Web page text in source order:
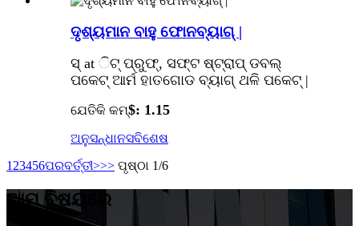
ଦୃଶ୍ୟମାନ ବାହୁ ଫୋନବ୍ୟାଗ୍ |
ସ୍ at ିଟ୍ ପ୍ରୁଫ୍, ସଫ୍ଟ ଷ୍ଟ୍ରାପ୍ ଡବଲ୍
ପକେଟ୍ ଆର୍ମ ହାତଗୋଡ ବ୍ୟାଗ୍ ଥଳି ପକେଟ୍ |
ଯେତିକି କମ୍$: 1.15
ଅନୁସନ୍ଧାନସବିଶେଷ
123456ପରବର୍ତ୍ତୀ>>> ପୃଷ୍ଠା 1/6
ଆମ ବିଷୟରେ